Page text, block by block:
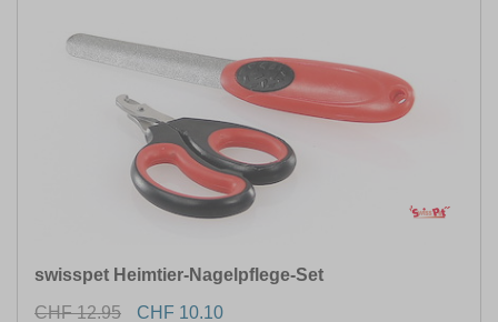
swisspet Heimtier-Nagelpflege-Set
CHF 12.95
CHF 10.10